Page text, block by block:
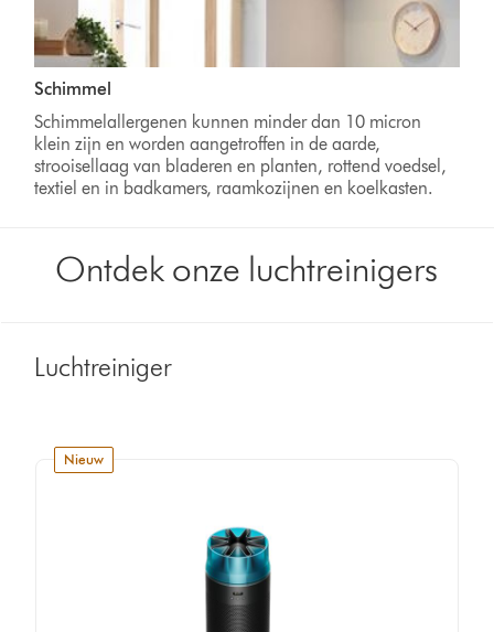
Schimmel
Schimmelallergenen kunnen minder dan 10 micron
klein zijn en worden aangetroffen in de aarde,
strooisellaag van bladeren en planten, rottend voedsel,
textiel en in badkamers, raamkozijnen en koelkasten.
Ontdek onze luchtreinigers
Luchtreiniger
nieuw